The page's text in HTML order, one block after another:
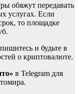
обяжут передавать
услугах. Если
то площадке
и будьте в
о криптовалюте.
в Telegram для